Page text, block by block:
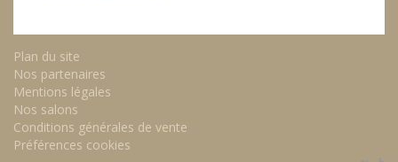
Plan du site
Nos partenaires
Mentions légales
Nos salons
Conditions générales de vente
Préférences cookies